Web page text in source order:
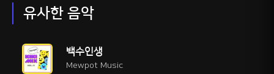
유사한 음악
백수인생
Mewpot Music